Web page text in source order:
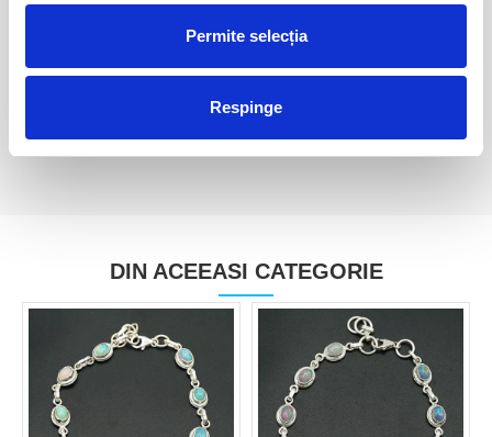
Permite selecția
Respinge
Opal boulder piatra rulata
10,00 Lei
120,00 Lei
DIN ACEEASI CATEGORIE